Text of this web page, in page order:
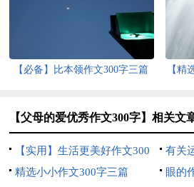
【必备】比本领作文300字三篇 【精
【父母的爱优秀作文300字】相关文
【实用】生活更美好作文300
字8篇
有关
篇
精选小小作文300字三篇 眼的